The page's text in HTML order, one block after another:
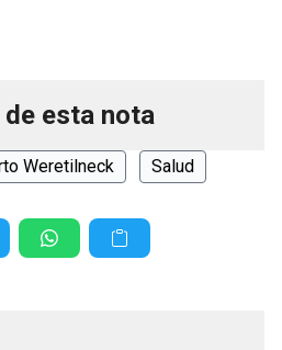
de esta nota
Weretilneck Salud